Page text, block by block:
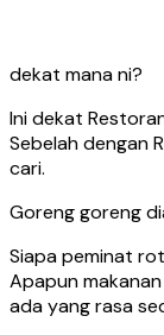
dekat mana ni?
Ini dekat
Sebelah dengan
cari.
Goreng goreng
Siapa peminat
Apapun
ada yang rasa